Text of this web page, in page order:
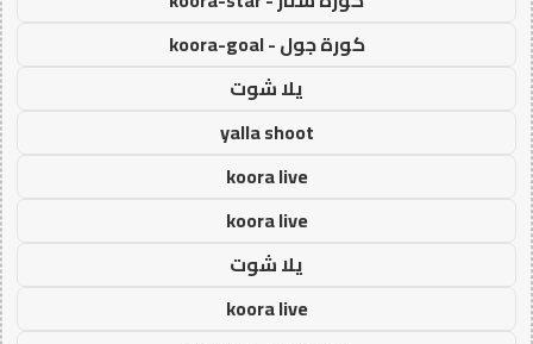
كورة جول - koora-goal
يلا شوت
yalla shoot
koora live
koora live
يلا شوت
koora live